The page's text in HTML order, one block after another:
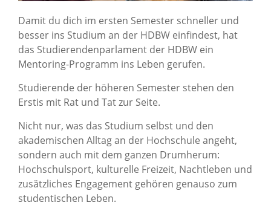
Damit du dich im ersten Semester schneller und
besser ins Studium an der HDBW einfindest, hat
das Studierendenparlament der HDBW ein
Mentoring-Programm ins Leben gerufen.
Studierende der höheren Semester stehen den
Erstis mit Rat und Tat zur Seite.
Nicht nur, was das Studium selbst und den
akademischen Alltag an der Hochschule angeht,
sondern auch mit dem ganzen Drumherum:
Hochschulsport, kulturelle Freizeit, Nachtleben und
zusätzliches Engagement gehören genauso zum
studentischen Leben.